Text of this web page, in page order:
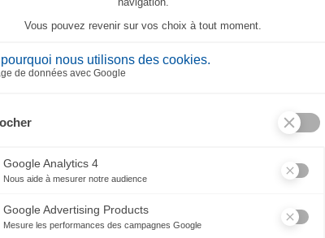
PRODUITS PEUVENT AUSSI VOUS